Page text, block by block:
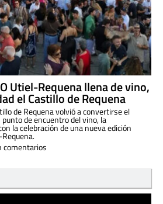
Utiel-Requena llena de vino,
el Castillo de Requena
de Requena volvió a convertirse el
de encuentro del vino, la
la celebración de una nueva edición
comentarios